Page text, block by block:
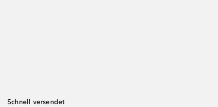
Schnell versendet